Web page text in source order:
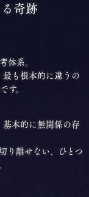
奇跡
体系。
最も根本的に違うの
す。
基本的に無関係の存
り離せない、ひとつ